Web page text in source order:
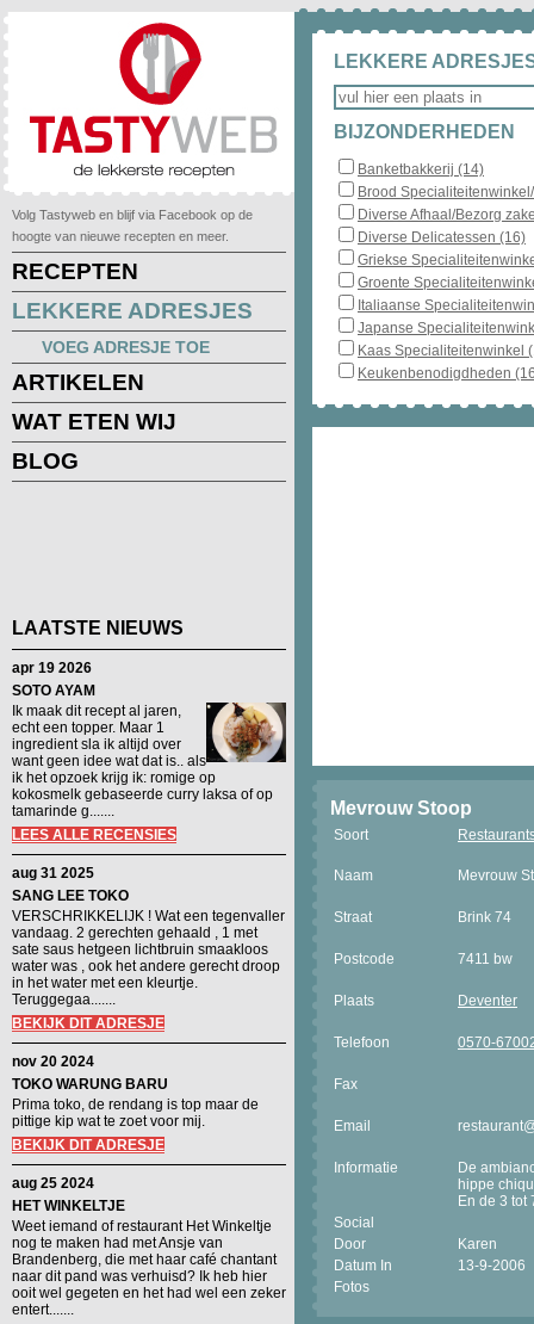
Volg Tastyweb en blijf via Facebook op de
hoogte van nieuwe recepten en meer.
RECEPTEN
LEKKERE ADRESJES
VOEG ADRESJE TOE
ARTIKELEN
WAT ETEN WIJ
BLOG
LAATSTE NIEUWS
apr 19 2026
SOTO AYAM
Ik maak dit recept al jaren,
echt een topper. Maar 1
ingredient sla ik altijd over
want geen idee wat dat is.. als
ik het opzoek krijg ik: romige op
kokosmelk gebaseerde curry laksa of op
tamarinde g.......
LEES ALLE RECENSIES
aug 31 2025
SANG LEE TOKO
VERSCHRIKKELIJK ! Wat een tegenvaller
vandaag. 2 gerechten gehaald , 1 met
sate saus hetgeen lichtbruin smaakloos
water was , ook het andere gerecht droop
in het water met een kleurtje.
Teruggegaa.......
BEKIJK DIT ADRESJE
nov 20 2024
TOKO WARUNG BARU
Prima toko, de rendang is top maar de
pittige kip wat te zoet voor mij.
BEKIJK DIT ADRESJE
aug 25 2024
HET WINKELTJE
Weet iemand of restaurant Het Winkeltje
nog te maken had met Ansje van
Brandenberg, die met haar café chantant
naar dit pand was verhuisd? Ik heb hier
ooit wel gegeten en het had wel een zeker
entert.......
LEKKERE
BIJZONDERHEDEN
Banketbakkerij (14)
Brood
Diverse Afhaal/Bezorg
Diverse Delicatessen (16)
Griekse
Groente
Italiaanse
Japanse
Kaas Specialiteitenwinkel
Keukenbenodigdheden
Mevrouw Stoop
Soort
Naam Mevrouw
Straat Brink 74
Postcode 7411 bw
Plaats Deventer
Telefoon 0570-
Fax
Email
Informatie
De
hippe
En de 3 tot
Social
Door
Karen
Datum In
13-9-2006
Fotos